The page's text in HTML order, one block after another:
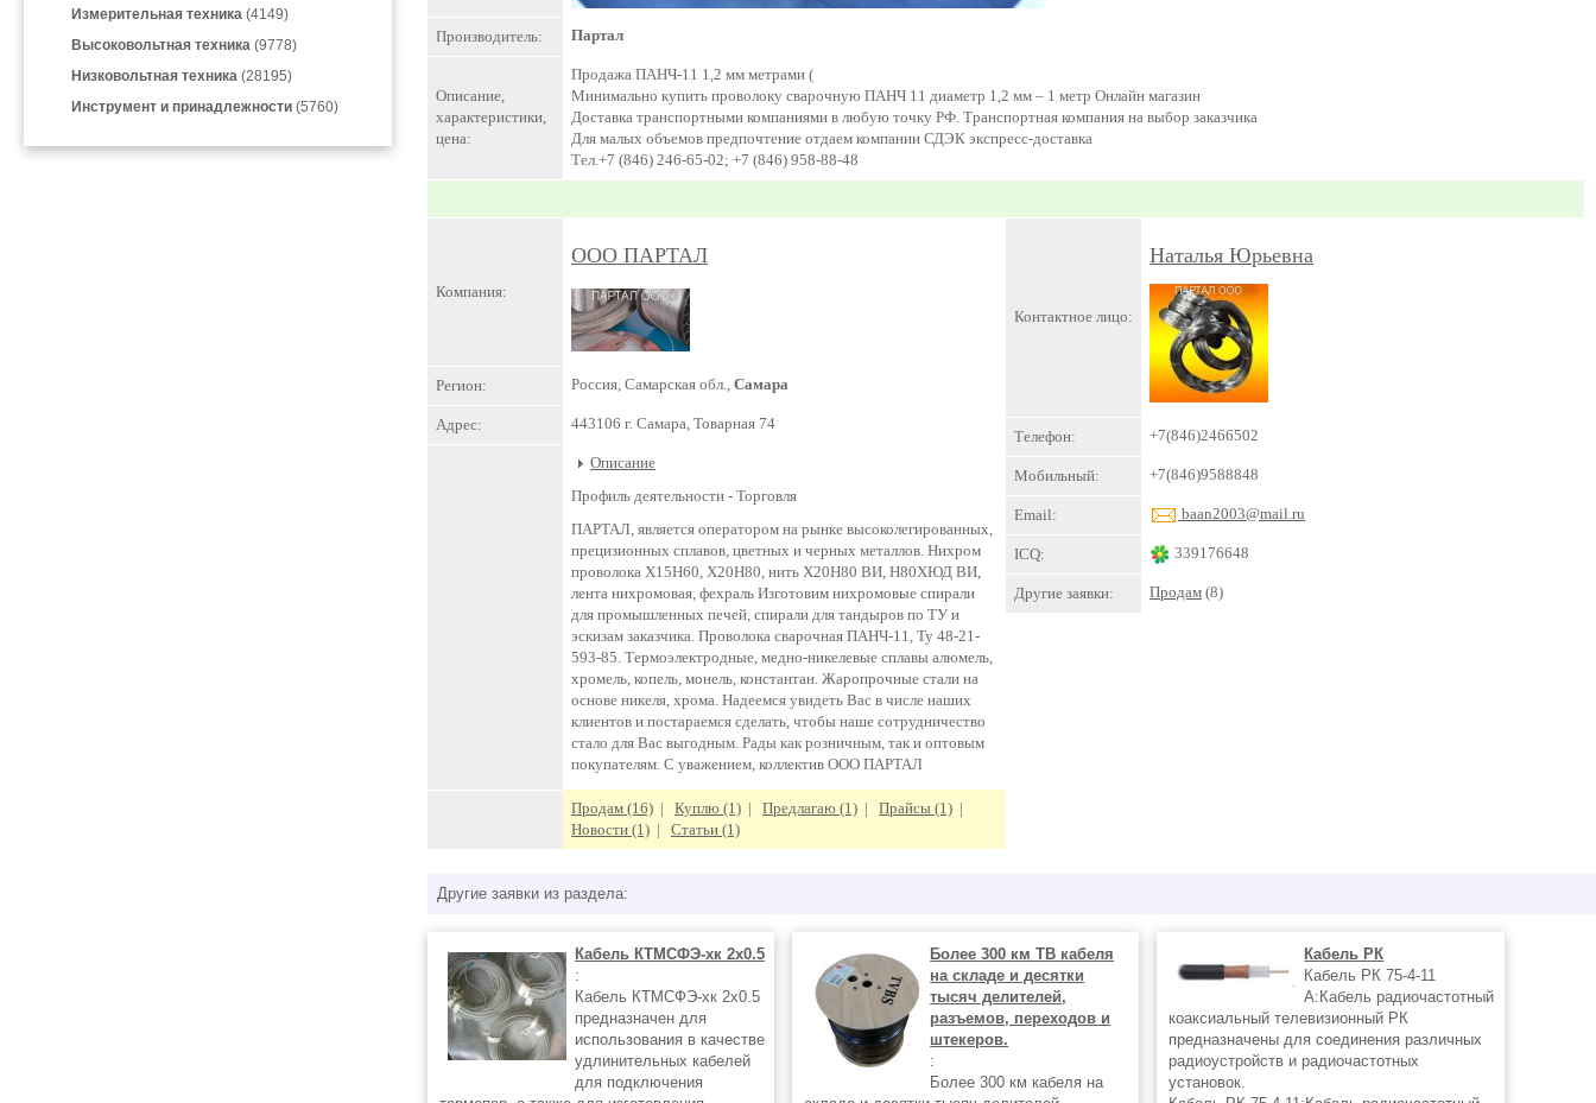
Измерительная техника (4149)
Высоковольтная техника (9778)
Низковольтная техника (28195)
Инструмент и принадлежности (5760)
Производитель: Партал
Описание,
характеристики,
цена:
Продажа ПАНЧ-11 1,2 мм метрами (
Минимально купить проволоку сварочную ПАНЧ 11 диаметр 1,2 мм – 1 метр Онлайн магазин
Доставка транспортными компаниями в любую точку РФ. Транспортная компания на выбор заказчика
Для малых объемов предпочтение отдаем компании СДЭК экспресс-доставка
Тел.+7 (846) 246-65-02; +7 (846) 958-88-48
Компания:
ООО ПАРТАЛ
Регион: Россия, Самарская обл., Самара
Адрес: 443106 г. Самара, Товарная 74
Описание
Профиль деятельности - Торговля
ПАРТАЛ, является оператором на рынке высоколегированных,
прецизионных сплавов, цветных и черных металлов. Нихром
проволока Х15Н60, Х20Н80, нить Х20Н80 ВИ, Н80ХЮД ВИ,
лента нихромовая, фехраль Изготовим нихромовые спирали
для промышленных печей, спирали для тандыров по ТУ и
эскизам заказчика. Проволока сварочная ПАНЧ-11, Ту 48-21-
593-85. Термоэлектродные, медно-никелевые сплавы алюмель,
хромель, копель, монель, константан. Жаропрочные стали на
основе никеля, хрома. Надеемся увидеть Вас в числе наших
клиентов и постараемся сделать, чтобы наше сотрудничество
стало для Вас выгодным. Рады как розничным, так и оптовым
покупателям. С уважением, коллектив ООО ПАРТАЛ
Продам (16) | Куплю (1) | Предлагаю (1) | Прайсы (1) |
Новости (1) | Статьи (1)
Контактное лицо:
Наталья Юрьевна
Телефон: +7(846)2466502
Мобильный: +7(846)9588848
Email: baan2003@mail.ru
ICQ: 339176648
Другие заявки: Продам (8)
Другие заявки из раздела:
Кабель КТМСФЭ-хк 2х0.5
:
Кабель КТМСФЭ-хк 2х0.5
предназначен для
использования в качестве
удлинительных кабелей
для подключения
Более 300 км ТВ кабеля
на складе и десятки
тысяч делителей,
разъемов, переходов и
штекеров.
:
Более 300 км кабеля на
Кабель РК
Кабель РК 75-4-11
А:Кабель радиочастотный
коаксиальный телевизионный РК
предназначены для соединения различных
радиоустройств и радиочастотных
установок.